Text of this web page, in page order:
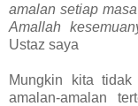
amalan setiap
Amallah
Ustaz saya
Mungkin kita
amalan-amalan